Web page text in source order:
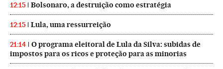
12:15 Bolsonaro, a destruição como estratégia
12:15 Lula, uma ressurreição
21:14
O programa eleitoral de Lula da Silva: subidas de
impostos para os ricos e proteção para as minorias